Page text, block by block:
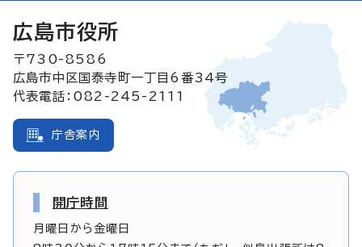
広島市役所
〒730-8586
広島市中区国泰寺町一丁目6番34号
代表電話：082-245-2111
庁舎案内
開庁時間
月曜日から金曜日